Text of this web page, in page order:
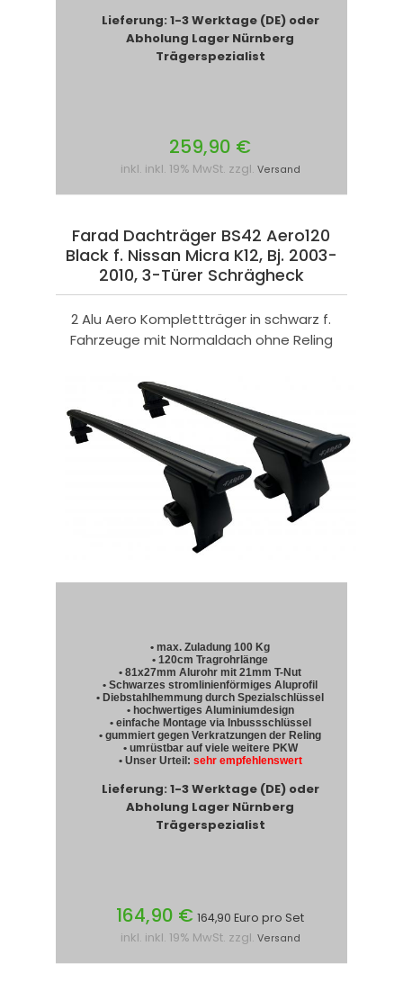
Lieferung: 1-3 Werktage (DE) oder
Abholung Lager Nürnberg
Trägerspezialist
259,90 €
inkl. inkl. 19% MwSt. zzgl. Versand
Farad Dachträger BS42 Aero120
Black f. Nissan Micra K12, Bj. 2003-
2010, 3-Türer Schrägheck
2 Alu Aero Komplettträger in schwarz f.
Fahrzeuge mit Normaldach ohne Reling
• max. Zuladung 100 Kg
• 120cm Tragrohrlänge
• 81x27mm Alurohr mit 21mm T-Nut
• Schwarzes stromlinienförmiges Aluprofil
• Diebstahlhemmung durch Spezialschlüssel
• hochwertiges Aluminiumdesign
• einfache Montage via Inbussschlüssel
• gummiert gegen Verkratzungen der Reling
• umrüstbar auf viele weitere PKW
• Unser Urteil: sehr empfehlenswert
Lieferung: 1-3 Werktage (DE) oder
Abholung Lager Nürnberg
Trägerspezialist
164,90 € 164,90 Euro pro Set
inkl. inkl. 19% MwSt. zzgl. Versand